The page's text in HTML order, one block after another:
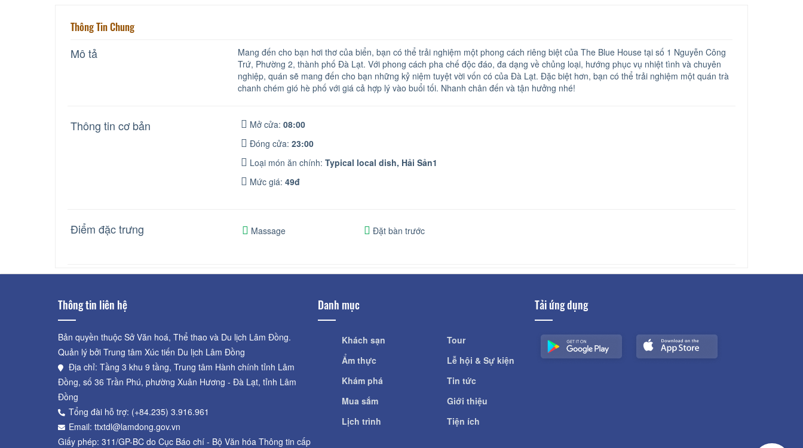
Thông Tin Chung
Mô tả
Mang đến cho bạn hơi thơ của biển, bạn có thể trải nghiệm một phong cách riêng biệt của The Blue House tại số 1 Nguyễn Công
Trứ, Phường 2, thành phố Đà Lạt. Với phong cách pha chế độc đáo, đa dạng về chủng loại, hướng phục vụ nhiệt tình và chuyên
nghiệp, quán sẽ mang đến cho bạn những kỷ niệm tuyệt vời vốn có của Đà Lạt. Đặc biệt hơn, bạn có thể trải nghiệm một quán trà
chanh chém gió hè phố với giá cả hợp lý vào buổi tối. Nhanh chân đến và tận hưởng nhé!
Thông tin cơ bản Mở cửa: 08:00
Đóng cửa: 23:00
Loại món ăn chính: Typical local dish, Hải Sản1
Mức giá: 49đ
Điểm đặc trưng Massage Đặt bàn trước
Thông tin liên hệ
Bản quyền thuộc Sở Văn hoá, Thể thao và Du lịch Lâm Đồng.
Quản lý bởi Trung tâm Xúc tiến Du lịch Lâm Đồng
Địa chỉ: Tầng 3 khu 9 tầng, Trung tâm Hành chính tỉnh Lâm
Đồng, số 36 Trần Phú, phường Xuân Hương - Đà Lạt, tỉnh Lâm
Đồng
Tổng đài hỗ trợ: (+84.235) 3.916.961
Email: ttxtdl@lamdong.gov.vn
Giấy phép: 311/GP-BC do Cục Báo chí - Bộ Văn hóa Thông tin cấp
Danh mục
Khách sạn
Ẩm thực
Khám phá
Mua sắm
Lịch trình
Tour
Lễ hội & Sự kiện
Tin tức
Giới thiệu
Tiện ích
Tải ứng dụng